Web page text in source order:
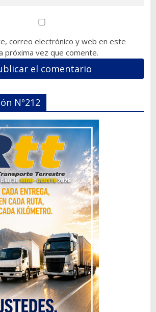
correo electrónico y web en este
próxima vez que comente.
Nº212